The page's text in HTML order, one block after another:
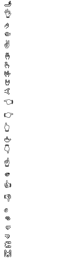
🫸
👌
🤌
🤏
✌️
🤞
🫰
🤟
🤘
🤙
👈
👉
👆
🖕
👇
☝️
🫵
👍
👎
✊
👊
🤛
🤜
👏
🙌